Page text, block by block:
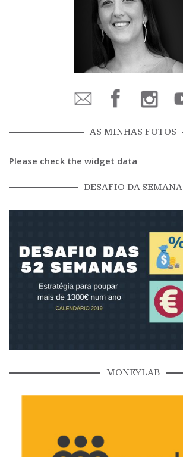
AS MINHAS FOTOS
Please check the widget data
DESAFIO DA SEMANA
MONEYLAB